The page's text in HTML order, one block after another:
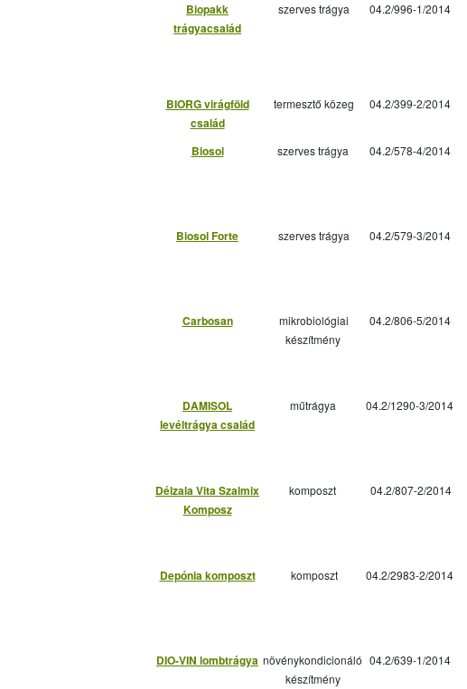
Biopakk
trágyacsalád
szerves trágya 04.2/996-1/2014
BIORG virágföld
család
termesztő közeg 04.2/399-2/2014
Biosol szerves trágya 04.2/578-4/2014
Biosol Forte szerves trágya 04.2/579-3/2014
Carbosan
mikrobiológiai
készítmény
04.2/806-5/2014
DAMISOL
levéltrágya család
műtrágya 04.2/1290-3/2014
Délzala Vita Szalmix
Komposz
komposzt 04.2/807-2/2014
Depónia komposzt komposzt 04.2/2983-2/2014
DIO-VIN lombtrágya növénykondicionáló
készítmény
04.2/639-1/2014